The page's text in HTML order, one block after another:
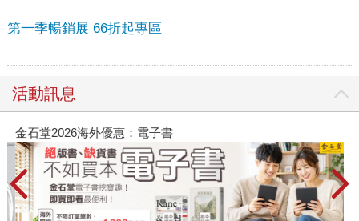
第一季暢銷展 66折起專區
活動訊息
金石堂2026海外優惠：電子書